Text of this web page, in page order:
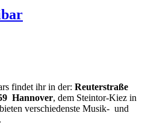
findet ihr in der: Reuterstraße
Hannover, dem Steintor-Kiez in
verschiedenste Musik- und